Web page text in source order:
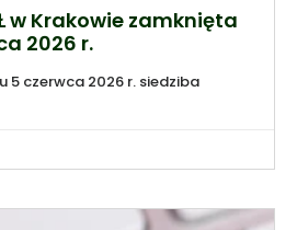
w Krakowie zamknięta
2026 r.
5 czerwca 2026 r. siedziba